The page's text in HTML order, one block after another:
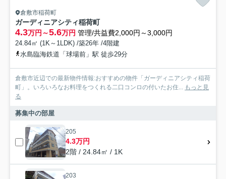
倉敷市稲荷町
ガーディニアシティ稲荷町
4.3万円～5.6万円 管理/共益費2,000円～3,000円
24.84㎡ (1K～1LDK) /築26年 /4階建
水島臨海鉄道「球場前」駅 徒歩29分
倉敷市近辺での最新物件情報:おすすめの物件「ガーディニアシティ稲荷
町」。いろいろなお料理をつくれる二口コンロの付いたお住... もっと見
る
募集中の部屋
205
4.3万円
2階 / 24.84㎡ / 1K
203